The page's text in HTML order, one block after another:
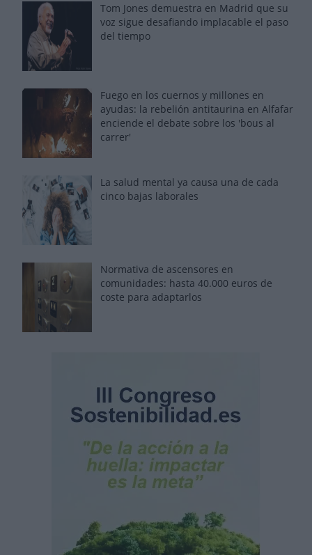
Tom Jones demuestra en Madrid que su
voz sigue desafiando implacable el paso
del tiempo
Fuego en los cuernos y millones en
ayudas: la rebelión antitaurina en Alfafar
enciende el debate sobre los 'bous al
carrer'
La salud mental ya causa una de cada
cinco bajas laborales
Normativa de ascensores en
comunidades: hasta 40.000 euros de
coste para adaptarlos